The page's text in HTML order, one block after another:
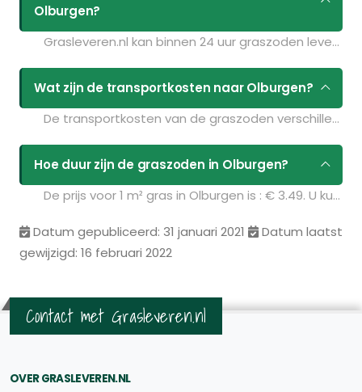
Olburgen?
Grasleveren.nl kan binnen 24 uur graszoden leveren in Olburgen. Als u bijvoorbeeld graszoden op maandag bestelt voor 11:30 kunt u ze de volgende dag geleverd krijgen. Kijk voor de actuele leverdagen op de pagina
Wat zijn de transportkosten naar Olburgen?
De transportkosten van de graszoden verschillen per postcodegebied en zijn afhankelijk van de hoeveelheid graszoden die u bestelt. Bent u benieuwd naar de prijzen? Vul uw gegevens in op de pagina
Hoe duur zijn de graszoden in Olburgen?
De prijs voor 1 m² gras in Olburgen is : € 3.49. U kunt deze graszoden bestellen via de volgende link:
Datum gepubliceerd: 31 januari 2021
Datum laatst
gewijzigd: 16 februari 2022
Contact met Grasleveren.nl
OVER GRASLEVEREN.NL